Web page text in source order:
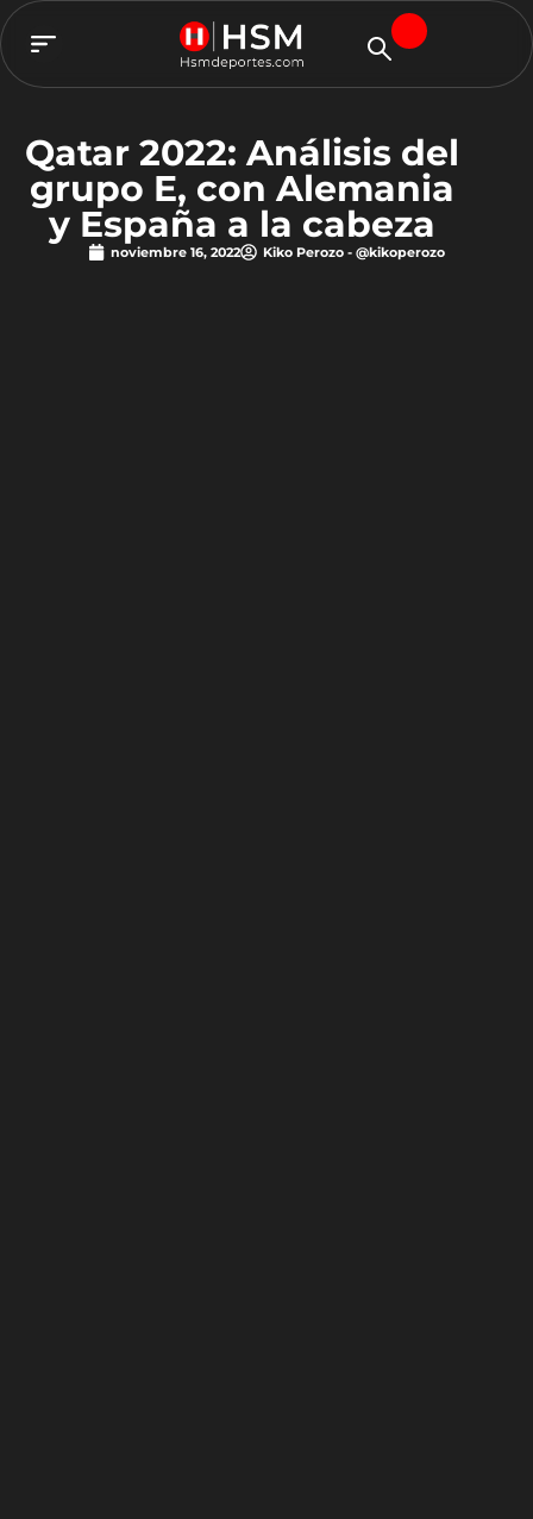
Qatar 2022: Análisis del
grupo E, con Alemania
y España a la cabeza
noviembre 16, 2022 Kiko Perozo - @kikoperozo